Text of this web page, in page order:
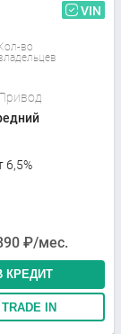
VIN
во
6,5%
₽/мес.
КРЕДИТ
IN